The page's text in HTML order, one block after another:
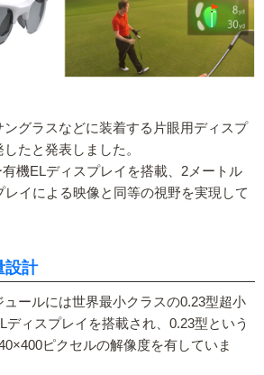
ングラスなどに装着する片眼用ディスプ
たと発表しました。
機ELディスプレイを搭載、2メートル
レイによる映像と同等の視野を実現して
設計
ールには世界最小クラスの0.23型超小
ディスプレイを搭載され、0.23型という
ピクセルの解像度を有していま